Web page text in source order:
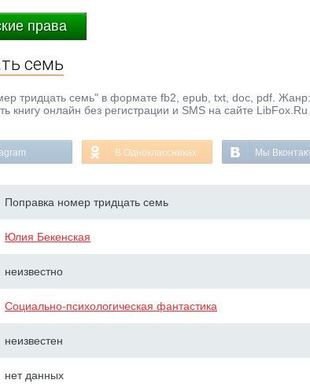
права
семь
тридцать семь" в формате fb2, epub, txt, doc, pdf. Жанр:
книгу онлайн без регистрации и SMS на сайте LibFox.Ru
В Одноклассниках Мы
Поправка номер тридцать семь
Юлия Бекенская
неизвестно
Социально-психологическая фантастика
неизвестен
нет данных